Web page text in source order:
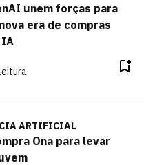
unem forças para
era de compras
ARTIFICIAL
Ona para levar